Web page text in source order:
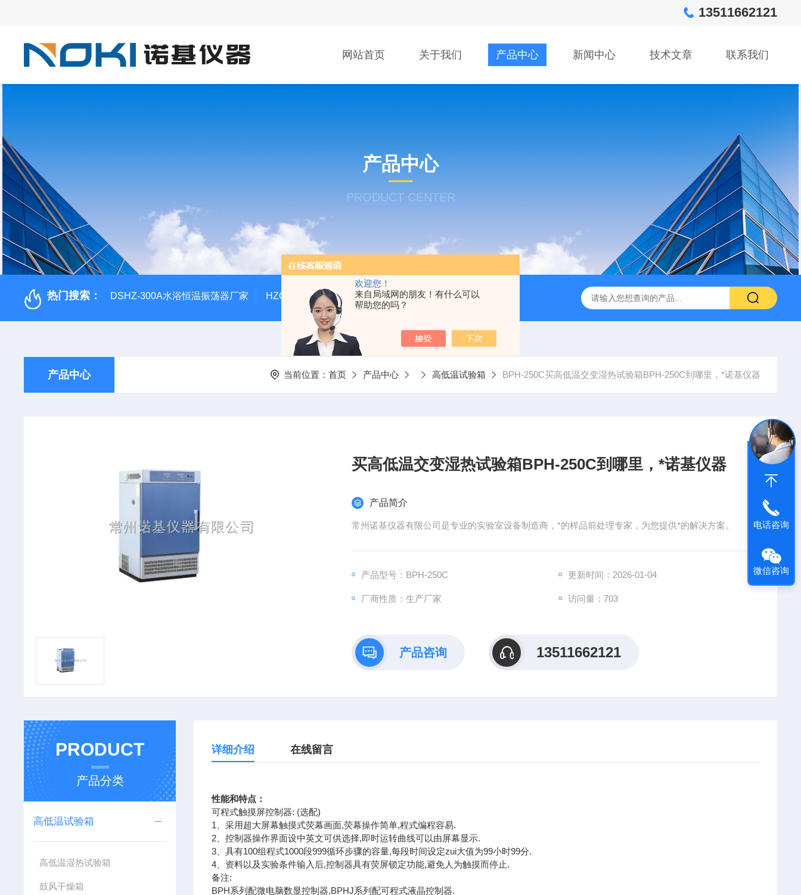
欢迎您！
来自局域网的朋友！有什么可以
帮助您的吗？
13511662121
网站首页 关于我们 产品中心 新闻中心 技术文章 联系我们
产品中心
PRODUCT CENTER
热门搜索： DSHZ-300A水浴恒温振荡器厂家 HZQ-F160全温振荡培养箱厂家价格 GGC-D大型全自动翻转式振荡萃取器 诺基LSHZ-300冷冻水浴恒温振荡器厂家
产品中心 当前位置： 首页 产品中心 高低温试验箱 BPH-250C买高低温交变湿热试验箱BPH-250C到哪里，*诺基仪器
买高低温交变湿热试验箱BPH-250C到哪里，*诺基仪器
产品简介
常州诺基仪器有限公司是专业的实验室设备制造商，*的样品前处理专家，为您提供*的解决方案。
产品型号：BPH-250C 更新时间：2026-01-04
厂商性质：生产厂家 访问量：703
产品咨询 13511662121
PRODUCT
产品分类
高低温试验箱
高低温湿热试验箱
鼓风干燥箱
详细介绍 在线留言
性能和特点：
可程式触摸屏控制器: (选配)
1、采用超大屏幕触摸式荧幕画面,荧幕操作简单,程式编程容易.
2、控制器操作界面设中英文可供选择,即时运转曲线可以由屏幕显示.
3、具有100组程式1000段999循环步骤的容量,每段时间设定zui大值为99小时99分.
4、资料以及实验条件输入后,控制器具有荧屏锁定功能,避免人为触摸而停止.
备注:
BPH系列配微电脑数显控制器,BPHJ系列配可程式液晶控制器.
电话咨询
微信咨询